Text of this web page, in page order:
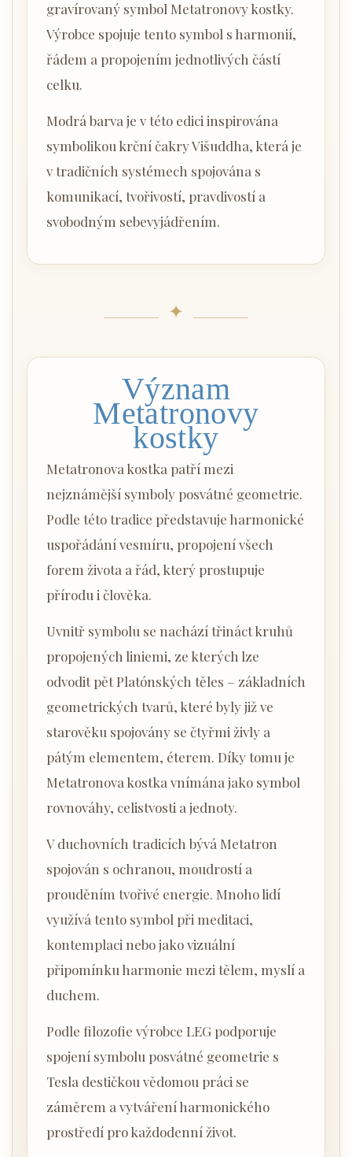
gravírovaný symbol Metatronovy kostky.
Výrobce spojuje tento symbol s harmonií,
řádem a propojením jednotlivých částí
celku.
Modrá barva je v této edici inspirována
symbolikou krční čakry Višuddha, která je
v tradičních systémech spojována s
komunikací, tvořivostí, pravdivostí a
svobodným sebevyjádřením.
✦
Význam
Metatronovy
kostky
Metatronova kostka patří mezi
nejznámější symboly posvátné geometrie.
Podle této tradice představuje harmonické
uspořádání vesmíru, propojení všech
forem života a řád, který prostupuje
přírodu i člověka.
Uvnitř symbolu se nachází třináct kruhů
propojených liniemi, ze kterých lze
odvodit pět Platónských těles – základních
geometrických tvarů, které byly již ve
starověku spojovány se čtyřmi živly a
pátým elementem, éterem. Díky tomu je
Metatronova kostka vnímána jako symbol
rovnováhy, celistvosti a jednoty.
V duchovních tradicích bývá Metatron
spojován s ochranou, moudrostí a
prouděním tvořivé energie. Mnoho lidí
využívá tento symbol při meditaci,
kontemplaci nebo jako vizuální
připomínku harmonie mezi tělem, myslí a
duchem.
Podle filozofie výrobce LEG podporuje
spojení symbolu posvátné geometrie s
Tesla destičkou vědomou práci se
záměrem a vytváření harmonického
prostředí pro každodenní život.